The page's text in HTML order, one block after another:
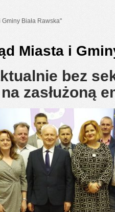
Biała Rawska"
Miasta i
bez
na zasłużoną